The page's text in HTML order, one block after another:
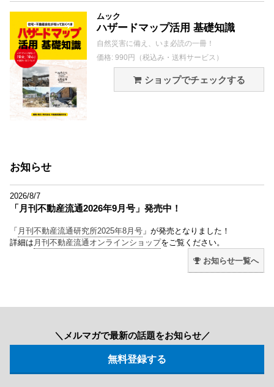
ムック
ハザードマップ活用 基礎知識
自然災害に備え、いま必読の一冊！
価格: 990円（税込み・送料サービス）
ショップでチェックする
お知らせ
2026/8/7
「月刊不動産流通2026年9月号」発売中！
「 月刊不動産流通研究所2025年8月号 」が発売となりました！
詳細は 月刊不動産流通オンラインショップをご覧ください。
お知らせ一覧へ
＼メルマガで最新の話題をお知らせ／